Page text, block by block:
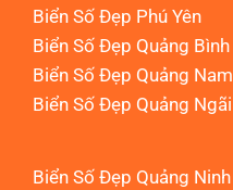
Biển Số Đẹp Phú Yên
Biển Số Đẹp Quảng Bình
Biển Số Đẹp Quảng Nam
Biển Số Đẹp Quảng Ngãi
Biển Số Đẹp Quảng Ninh